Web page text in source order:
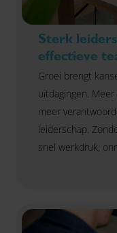
om je doelen te
jouw tempo:
Zo zorgen we
papieren plan
Sterk
effectieve
Groei brengt
uitdagingen.
meer
leiderschap.
snel werkdruk,
verbeteren. Je